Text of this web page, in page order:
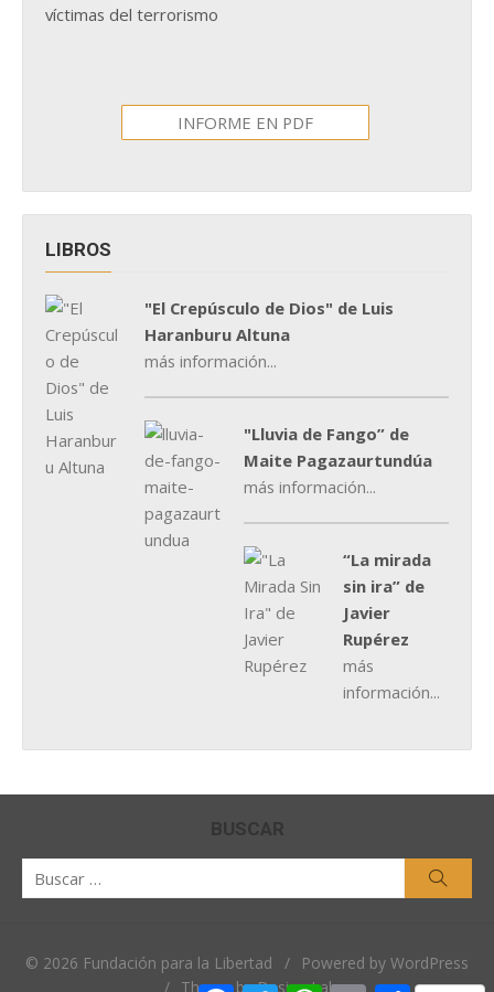
víctimas del terrorismo
INFORME EN PDF
LIBROS
"El Crepúsculo de Dios" de Luis
Haranburu Altuna
más información...
"Lluvia de Fango” de
Maite Pagazaurtundúa
más información...
“La mirada
sin ira” de
Javier
Rupérez
más
información...
BUSCAR
© 2026 Fundación para la Libertad /
Powered by WordPress
/ Theme by Design Lab